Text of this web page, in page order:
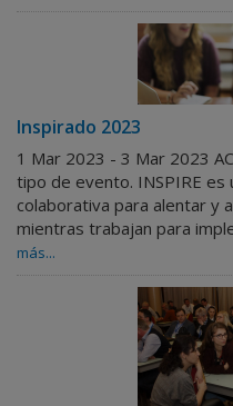
Inspirado 2023
1 Mar 2023 - 3 Mar 2023
tipo de evento. INSPIRE es
colaborativa para alentar y
mientras trabajan para
más...